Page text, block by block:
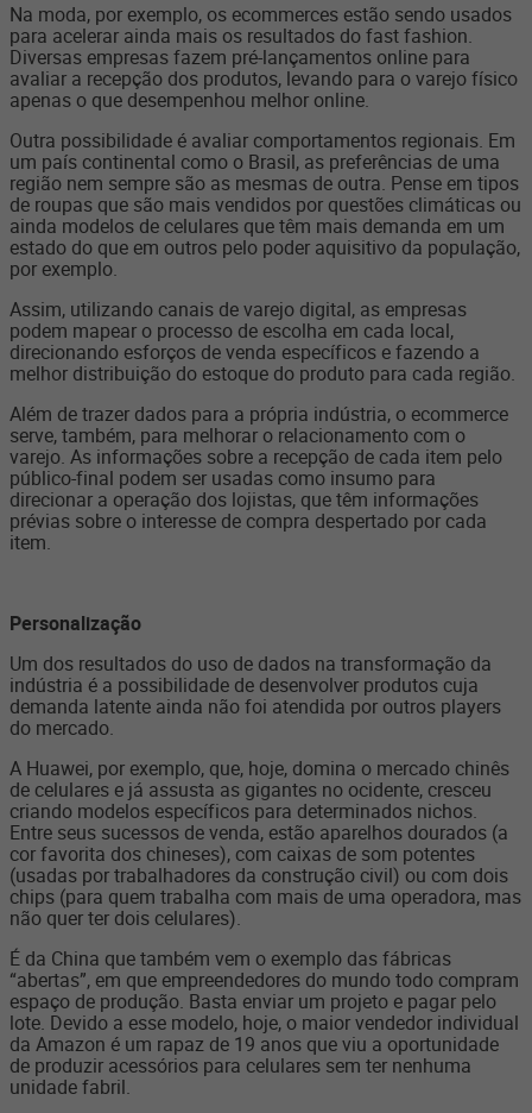
Na moda, por exemplo, os ecommerces estão sendo usados
para acelerar ainda mais os resultados do fast fashion.
Diversas empresas fazem pré-lançamentos online para
avaliar a recepção dos produtos, levando para o varejo físico
apenas o que desempenhou melhor online.
Outra possibilidade é avaliar comportamentos regionais. Em
um país continental como o Brasil, as preferências de uma
região nem sempre são as mesmas de outra. Pense em tipos
de roupas que são mais vendidos por questões climáticas ou
ainda modelos de celulares que têm mais demanda em um
estado do que em outros pelo poder aquisitivo da população,
por exemplo.
Assim, utilizando canais de varejo digital, as empresas
podem mapear o processo de escolha em cada local,
direcionando esforços de venda específicos e fazendo a
melhor distribuição do estoque do produto para cada região.
Além de trazer dados para a própria indústria, o ecommerce
serve, também, para melhorar o relacionamento com o
varejo. As informações sobre a recepção de cada item pelo
público-final podem ser usadas como insumo para
direcionar a operação dos lojistas, que têm informações
prévias sobre o interesse de compra despertado por cada
item.
Personalização
Um dos resultados do uso de dados na transformação da
indústria é a possibilidade de desenvolver produtos cuja
demanda latente ainda não foi atendida por outros players
do mercado.
A Huawei, por exemplo, que, hoje, domina o mercado chinês
de celulares e já assusta as gigantes no ocidente, cresceu
criando modelos específicos para determinados nichos.
Entre seus sucessos de venda, estão aparelhos dourados (a
cor favorita dos chineses), com caixas de som potentes
(usadas por trabalhadores da construção civil) ou com dois
chips (para quem trabalha com mais de uma operadora, mas
não quer ter dois celulares).
É da China que também vem o exemplo das fábricas
“abertas”, em que empreendedores do mundo todo compram
espaço de produção. Basta enviar um projeto e pagar pelo
lote. Devido a esse modelo, hoje, o maior vendedor individual
da Amazon é um rapaz de 19 anos que viu a oportunidade
de produzir acessórios para celulares sem ter nenhuma
unidade fabril.